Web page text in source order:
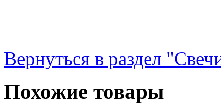
Вернуться в раздел
Похожие товары